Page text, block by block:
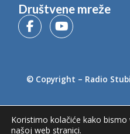
Društvene mreže
© Copyright – Radio
Koristimo kolačiće kako
našoj web stranici.